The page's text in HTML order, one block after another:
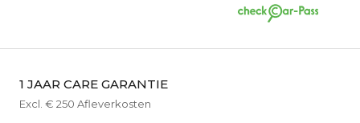
1 JAAR CARE GARANTIE
Excl. € 250 Afleverkosten